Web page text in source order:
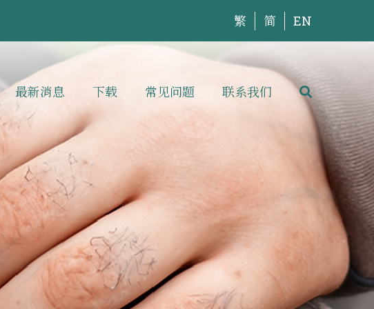
繁 简 EN
最新消息 下载 常见问题 联系我们